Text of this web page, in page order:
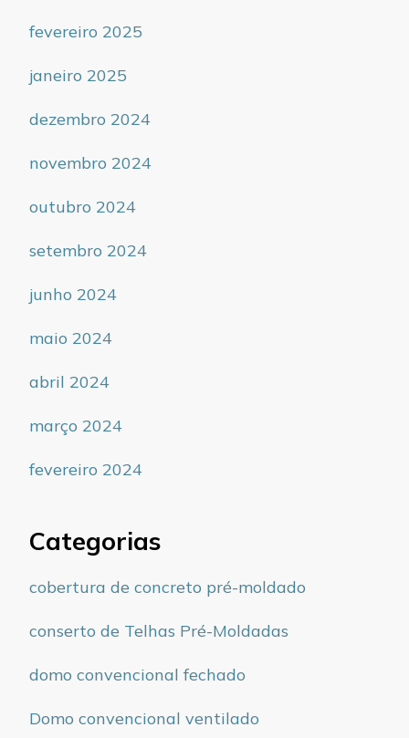
fevereiro 2025
janeiro 2025
dezembro 2024
novembro 2024
outubro 2024
setembro 2024
junho 2024
maio 2024
abril 2024
março 2024
fevereiro 2024
Categorias
cobertura de concreto pré-moldado
conserto de Telhas Pré-Moldadas
domo convencional fechado
Domo convencional ventilado